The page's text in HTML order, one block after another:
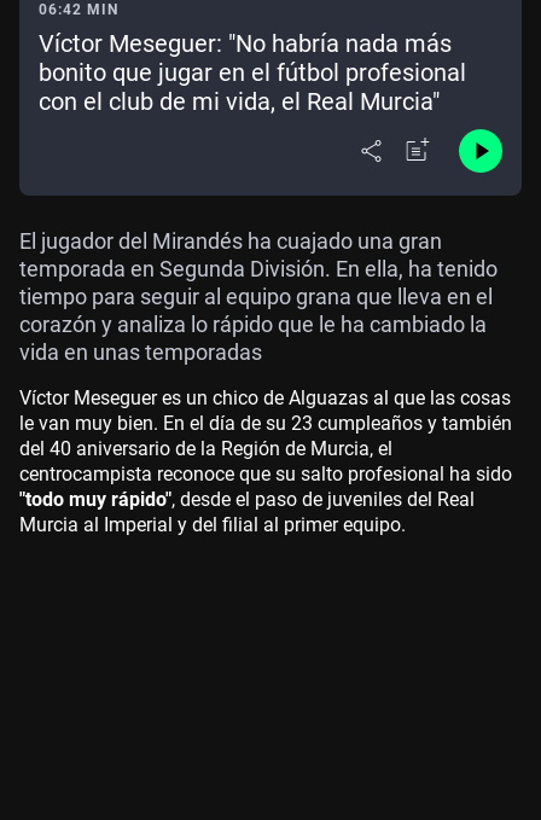
06:42 MIN
Víctor Meseguer: "No habría nada más
bonito que jugar en el fútbol profesional
con el club de mi vida, el Real Murcia"
El jugador del Mirandés ha cuajado una gran
temporada en Segunda División. En ella, ha tenido
tiempo para seguir al equipo grana que lleva en el
corazón y analiza lo rápido que le ha cambiado la
vida en unas temporadas
Víctor Meseguer es un chico de Alguazas al que las cosas
le van muy bien. En el día de su 23 cumpleaños y también
del 40 aniversario de la Región de Murcia, el
centrocampista reconoce que su salto profesional ha sido
"todo muy rápido", desde el paso de juveniles del Real
Murcia al Imperial y del filial al primer equipo.